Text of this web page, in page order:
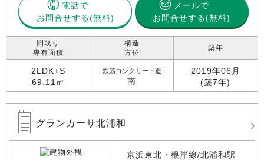
電話で
お問合せする
メールで
お問合せする(無料)
間取り
専有面積
2LDK+S
69.11㎡
構造
方位
鉄筋コンクリート造
南
築年
2019年06月
(築7年)
グランカーサ北浦和
京浜東北・根岸線/北浦和駅